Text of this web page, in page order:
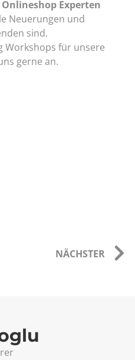
Onlineshop Experten
Neuerungen und
sind.
Workshops für unsere
gerne an.
NÄCHSTER